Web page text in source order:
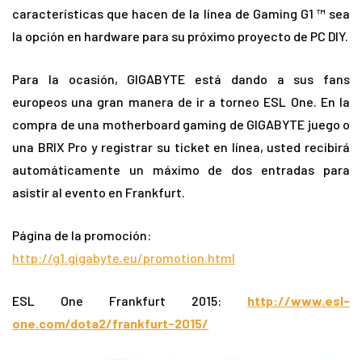
características que hacen de la línea de Gaming G1 ™ sea
la opción en hardware para su próximo proyecto de PC DIY.
Para la ocasión, GIGABYTE está dando a sus fans
europeos una gran manera de ir a torneo ESL One. En la
compra de una motherboard gaming de GIGABYTE juego o
una BRIX Pro y registrar su ticket en línea, usted recibirá
automáticamente un máximo de dos entradas para
asistir al evento en Frankfurt.
Página de la promoción:
http://g1.gigabyte.eu/promotion.html
ESL One Frankfurt 2015: http://www.esl-
one.com/dota2/frankfurt-2015/